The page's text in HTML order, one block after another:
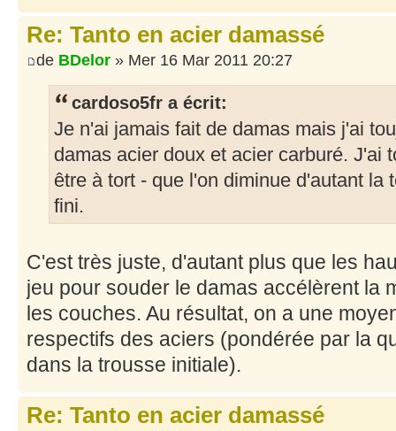
Re: Tanto en acier damassé
de BDelor » Mer 16 Mar 2011 20:27
cardoso5fr a écrit:
Je n'ai jamais fait de damas mais j'ai
damas acier doux et acier carburé. J'ai
être à tort - que l'on diminue d'autant la
fini.
C'est très juste, d'autant plus que les
jeu pour souder le damas accélèrent la
les couches. Au résultat, on a une
respectifs des aciers (pondérée par la
dans la trousse initiale).
Re: Tanto en acier damassé